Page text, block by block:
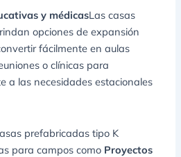
y médicasLas casas
opciones de expansión
fácilmente en aulas
o clínicas para
a las necesidades estacionales
prefabricadas tipo K
para campos como Proyectos